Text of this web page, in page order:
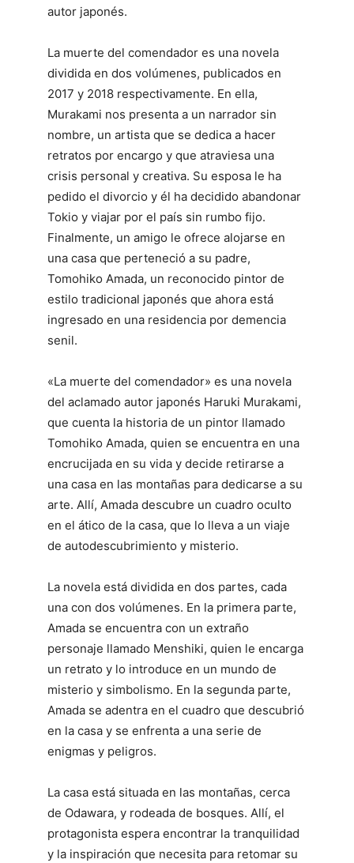
autor japonés.
La muerte del comendador es una novela
dividida en dos volúmenes, publicados en
2017 y 2018 respectivamente. En ella,
Murakami nos presenta a un narrador sin
nombre, un artista que se dedica a hacer
retratos por encargo y que atraviesa una
crisis personal y creativa. Su esposa le ha
pedido el divorcio y él ha decidido abandonar
Tokio y viajar por el país sin rumbo fijo.
Finalmente, un amigo le ofrece alojarse en
una casa que perteneció a su padre,
Tomohiko Amada, un reconocido pintor de
estilo tradicional japonés que ahora está
ingresado en una residencia por demencia
senil.
«La muerte del comendador» es una novela
del aclamado autor japonés Haruki Murakami,
que cuenta la historia de un pintor llamado
Tomohiko Amada, quien se encuentra en una
encrucijada en su vida y decide retirarse a
una casa en las montañas para dedicarse a su
arte. Allí, Amada descubre un cuadro oculto
en el ático de la casa, que lo lleva a un viaje
de autodescubrimiento y misterio.
La novela está dividida en dos partes, cada
una con dos volúmenes. En la primera parte,
Amada se encuentra con un extraño
personaje llamado Menshiki, quien le encarga
un retrato y lo introduce en un mundo de
misterio y simbolismo. En la segunda parte,
Amada se adentra en el cuadro que descubrió
en la casa y se enfrenta a una serie de
enigmas y peligros.
La casa está situada en las montañas, cerca
de Odawara, y rodeada de bosques. Allí, el
protagonista espera encontrar la tranquilidad
y la inspiración que necesita para retomar su